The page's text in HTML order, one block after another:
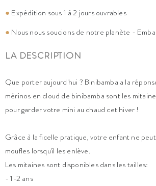
● Expédition sous 1 à 2 jours ouvrables
● Nous nous soucions de notre planète -
LA DESCRIPTION
Que porter aujourd'hui ? Binibamba a la
mérinos en cloud de binibamba sont les
pour garder votre mini au chaud cet hiver !
Grâce à la ficelle pratique, votre enfant ne
moufles lorsqu'il les enlève.
Les mitaines sont disponibles dans les tailles:
- 1-2 ans